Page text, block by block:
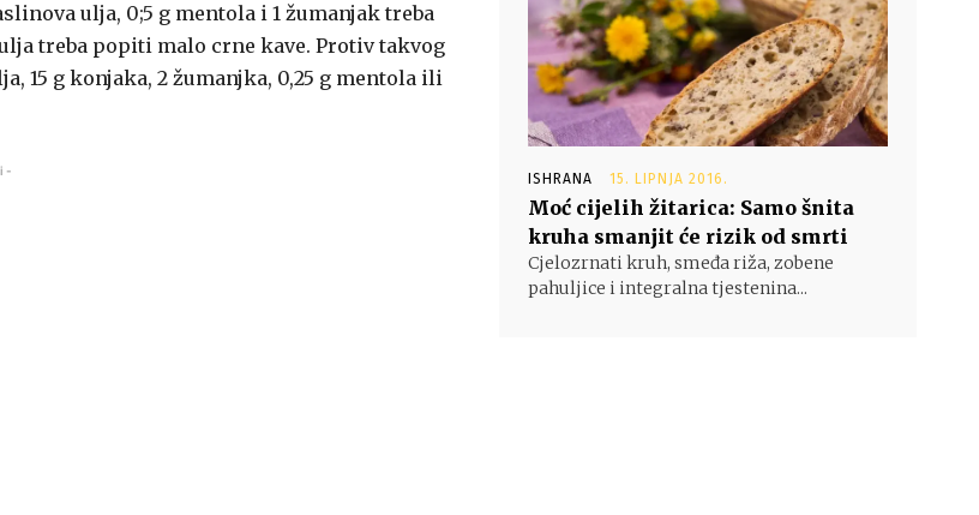
ulja, 0;5 g mentola i 1 žumanjak treba
treba popiti malo crne kave. Protiv takvog
15 g konjaka, 2 žumanjka, 0,25 g mentola ili
- ISHRANA 15. LIPNJA 2016.
Moć cijelih žitarica: Samo šnita
kruha smanjit će rizik od smrti
Cjelozrnati kruh, smeđa riža, zobene
pahuljice i integralna tjestenina...